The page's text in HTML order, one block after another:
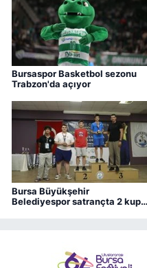
Bursaspor Basketbol sezonu
Trabzon'da açıyor
Bursa Büyükşehir
Belediyespor satrançta 2 kupa